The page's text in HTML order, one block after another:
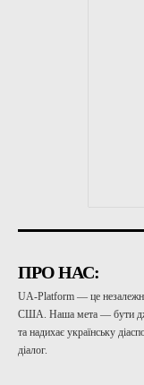
ПРО НАС:
UA-Platform — це незалежне
США. Наша мета — бути
та надихає українську
діалог.